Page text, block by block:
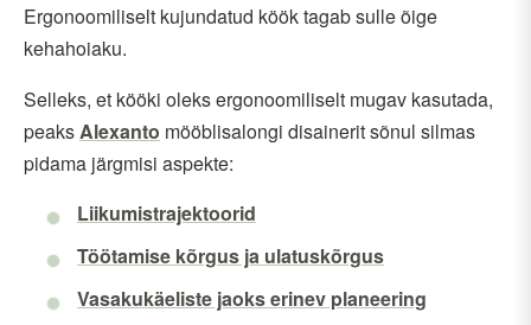
Ergonoomiliselt kujundatud köök tagab sulle õige
kehahoiaku.
Selleks, et kööki oleks ergonoomiliselt mugav kasutada,
peaksAlexanto mööblisalongi disainerit sõnul silmas
pidama järgmisi aspekte:
Liikumistrajektoorid
Töötamise kõrgus ja ulatuskõrgus
Vasakukäeliste jaoks erinev planeering